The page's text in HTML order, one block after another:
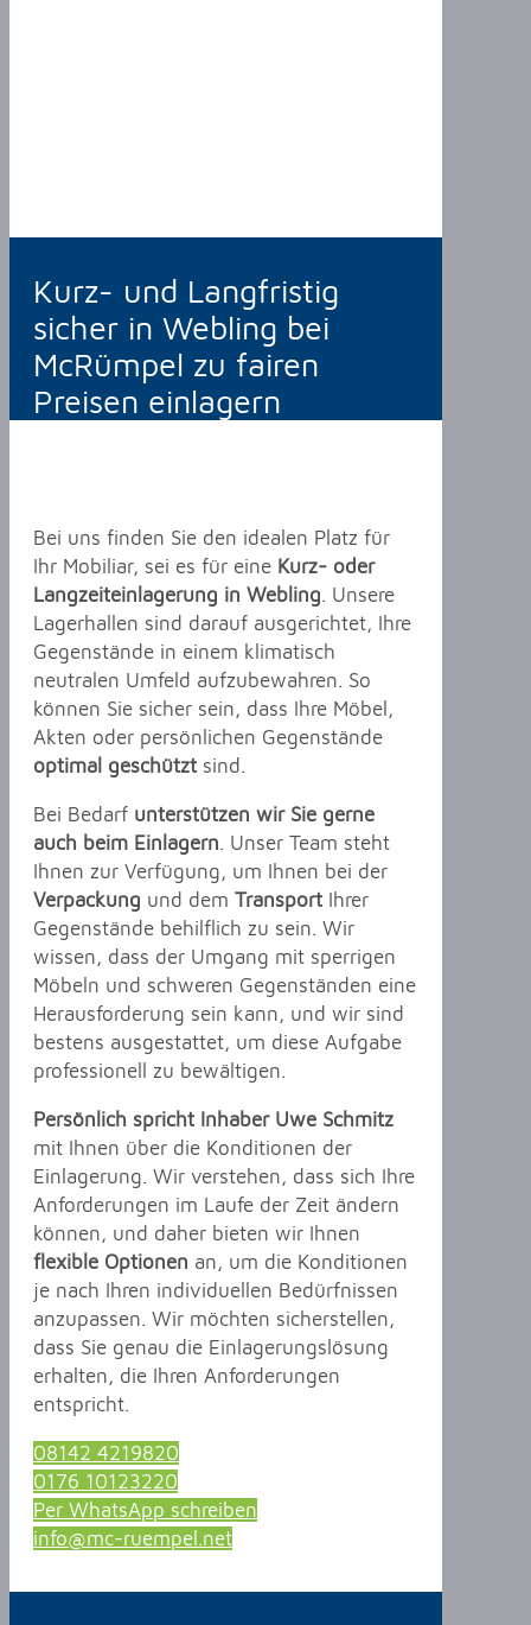
Kurz- und Langfristig
sicher in Webling bei
McRümpel zu fairen
Preisen einlagern
Bei uns finden Sie den idealen Platz für
Ihr Mobiliar, sei es für eine Kurz- oder
Langzeiteinlagerung in Webling. Unsere
Lagerhallen sind darauf ausgerichtet, Ihre
Gegenstände in einem klimatisch
neutralen Umfeld aufzubewahren. So
können Sie sicher sein, dass Ihre Möbel,
Akten oder persönlichen Gegenstände
optimal geschützt sind.
Bei Bedarf unterstützen wir Sie gerne
auch beim Einlagern. Unser Team steht
Ihnen zur Verfügung, um Ihnen bei der
Verpackung und dem Transport Ihrer
Gegenstände behilflich zu sein. Wir
wissen, dass der Umgang mit sperrigen
Möbeln und schweren Gegenständen eine
Herausforderung sein kann, und wir sind
bestens ausgestattet, um diese Aufgabe
professionell zu bewältigen.
Persönlich spricht Inhaber Uwe Schmitz
mit Ihnen über die Konditionen der
Einlagerung. Wir verstehen, dass sich Ihre
Anforderungen im Laufe der Zeit ändern
können, und daher bieten wir Ihnen
flexible Optionen an, um die Konditionen
je nach Ihren individuellen Bedürfnissen
anzupassen. Wir möchten sicherstellen,
dass Sie genau die Einlagerungslösung
erhalten, die Ihren Anforderungen
entspricht.
08142 4219820
0176 10123220
Per WhatsApp schreiben
info@mc-ruempel.net